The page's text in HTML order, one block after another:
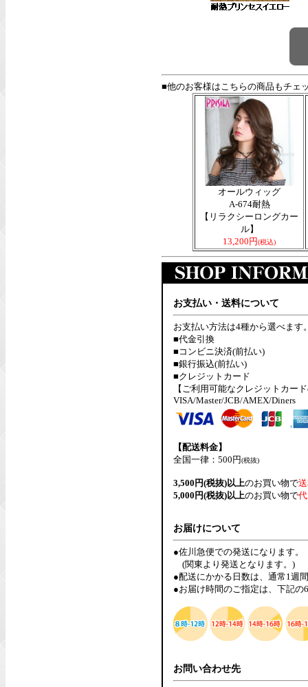
■他のお客様はこちらの商品もチェ
オールウィッグ
A-674耐熱
【リラクシーロングカー
ル】
13,200円(税込)
お支払い・送料について
お支払い方法は4種から選べます
■代金引換
■コンビニ決済(前払い)
■銀行振込(前払い)
■クレジットカード
【ご利用可能なクレジットカー
VISA/Master/JCB/AMEX/Diners
【配送料金】
全国一律：500円(税抜)
3,500円(税抜)以上のお買い物で
5,000円(税抜)以上のお買い物で
お届けについて
●佐川急便での発送になります。
(関東より発送となります。)
●配送にかかる日数は、通常1週
●お届け時間のご指定は、下記
お問い合わせ先